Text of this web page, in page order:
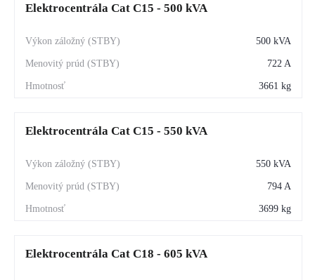
Elektrocentrála Cat C15 - 500 kVA
500 kVA
722 A
3661 kg
Elektrocentrála Cat C15 - 550 kVA
550 kVA
794 A
3699 kg
Elektrocentrála Cat C18 - 605 kVA